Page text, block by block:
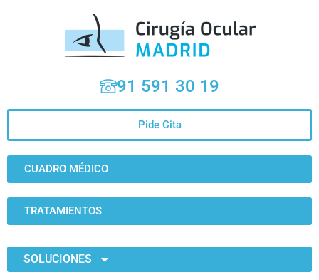
91 591 30 19
Pide Cita
CUADRO MÉDICO
TRATAMIENTOS
SOLUCIONES